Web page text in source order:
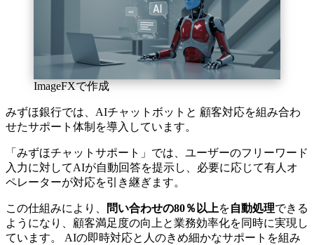
ImageFXで作成
みずほ銀行では、AIチャットボットと 顧客対応を組み合わ
せたサポート体制を導入しています。
「みずほチャットサポート」では、ユーザーのフリーワード
入力に対してAIが自動回答を提示し、必要に応じて有人オ
ペレーターが対応を引き継ぎます。
この仕組みにより、 問い合わせの80％以上を自動処理できる
ようになり、顧客満足度の向上と業務効率化を同時に実現し
ています。 AIの即時対応と人のきめ細かなサポートを組み